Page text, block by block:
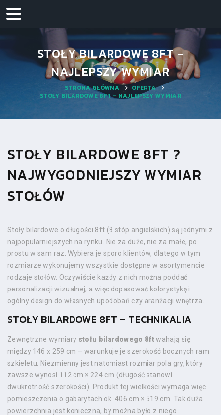
STOŁY BILARDOWE 8FT -
NAJLEPSZY WYMIAR
STRONA GŁÓWNA
OFERTA
STOŁY BILARDOWE 8FT - NAJLEPSZY WYMIAR
STOŁY BILARDOWE 8FT ?
NAJWYGODNIEJSZY WYMIAR
STOŁÓW
Stoły bilardowe o długości 8ft (8 stóp angielskich) są jednymi z
najpopularniejszych na rynku. Nie za duże, nie za małe, po
prostu w sam raz. Wybiera je sporo klientów, dlatego w tym
rozmiarze wykonujemy wszystkie dostępne w asortymencie
rodzaje stołów. Oczywiście każdy z nich można poddać
personalizacji wizualnej, a więc dopasować kolorystykę i
ogólny design do własnych upodobań czy aranżacji wnętrza.
STOŁY BILARDOWE 8FT – TECHNIKALIA
Zewnętrzne wymiary stołu bilardowego 8ftwahają się
między 146 x 259 cm – warunkuje je szerokość bocznych ram
szkieletu. Niezmienny jest natomiast rozmiar pola gry, który
zawsze wynosi 112 cm × 224 cm (długość stanowi
dwukrotność szerokości). Produkt tej wielkości wymaga więc
pomieszczenia o gabarytach ok. 406 cm × 519 cm. Tak duża
powierzchnia jest konieczna, by można było z niego